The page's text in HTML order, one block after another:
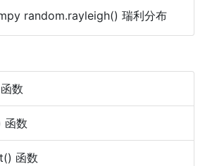
random.rayleigh() 瑞利分布
数
函数
函数